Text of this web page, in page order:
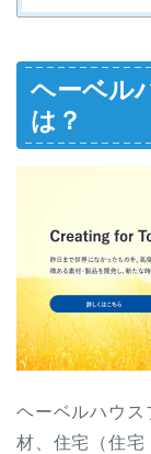
ヘーベル
は？
ヘーベルハウス
材、住宅（住宅